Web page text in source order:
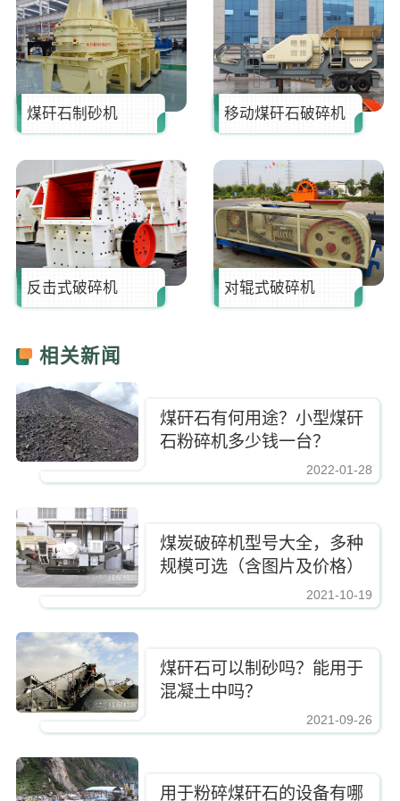
张** 173****8712 16分钟前
罗** 187****0007 21分钟前
煤矸石制砂机 移动煤矸石破碎机
反击式破碎机 对辊式破碎机
相关新闻
https://www.zhishaji.cn/upload/1a543a3d92f642ec90362e6804c67751.jpg,
煤矸石有何用途？小型煤矸
石粉碎机多少钱一台？
2022-01-28
https://www.zhishaji.cn/upload/
煤炭破碎机型号大全，多种
规模可选（含图片及价格）
2021-10-19
https://www.zhishaji.cn/upload/
煤矸石可以制砂吗？能用于
混凝土中吗？
2021-09-26
用于粉碎煤矸石的设备有哪